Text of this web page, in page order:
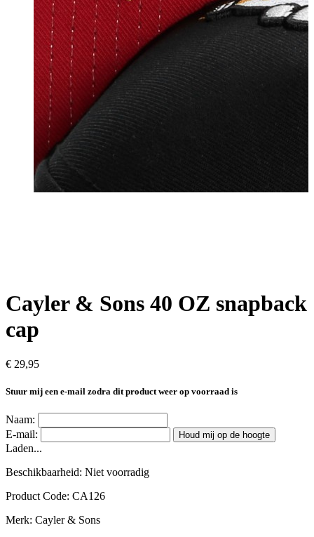
Cayler & Sons 40 OZ snapback
cap
€ 29,95
Stuur mij een e-mail zodra dit product weer op voorraad is
Naam:
E-mail:
Houd mij op de hoogte
Laden...
Beschikbaarheid: Niet voorradig
Product Code: CA126
Merk: Cayler & Sons